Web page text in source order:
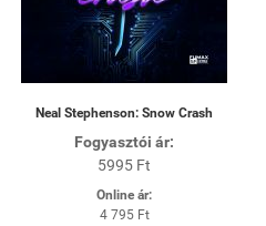
Neal Stephenson: Snow Crash
Fogyasztói ár:
5995 Ft
Online ár:
4 795 Ft